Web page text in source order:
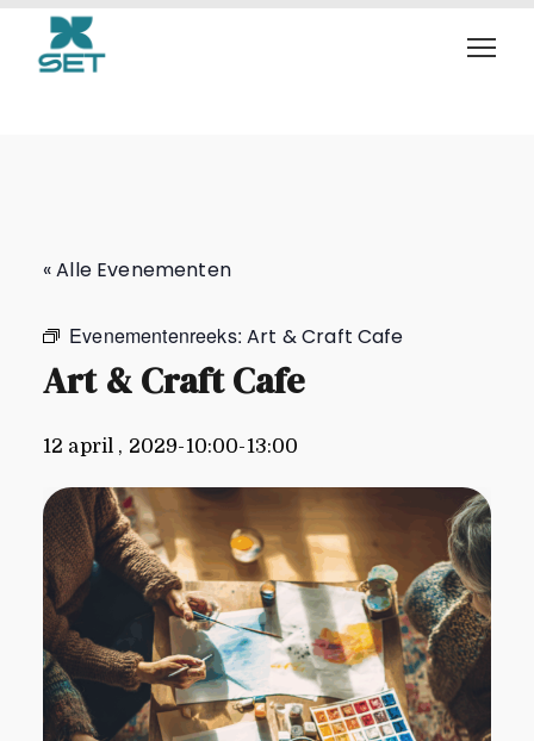
Art & Craft Cafe
« Alle Evenementen
Evenementenreeks:Art & Craft Cafe
Art & Craft Cafe
12 april , 2029-10:00-13:00